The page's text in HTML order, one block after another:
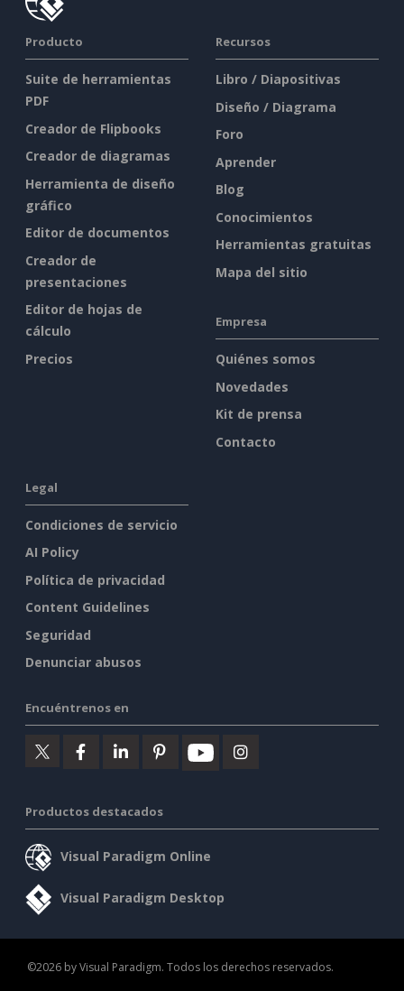
Producto
Suite de herramientas
PDF
Creador de Flipbooks
Creador de diagramas
Herramienta de diseño
gráfico
Editor de documentos
Creador de
presentaciones
Editor de hojas de
cálculo
Precios
Recursos
Libro / Diapositivas
Diseño / Diagrama
Foro
Aprender
Blog
Conocimientos
Herramientas gratuitas
Mapa del sitio
Empresa
Quiénes somos
Novedades
Kit de prensa
Contacto
Legal
Condiciones de servicio
AI Policy
Política de privacidad
Content Guidelines
Seguridad
Denunciar abusos
Encuéntrenos en
Productos destacados
Visual Paradigm Online
Visual Paradigm Desktop
©2026 by Visual Paradigm. Todos los derechos reservados.